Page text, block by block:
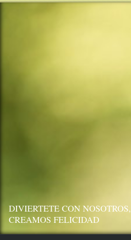
DIVIERTETE CON NOSOTROS,
CREAMOS FELICIDAD